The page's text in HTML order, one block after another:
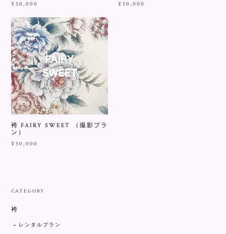
¥50,000 ¥50,000
袴 FAIRY SWEET （撮影プラ
ン）
¥50,000
CATEGORY
袴
レンタルプラン